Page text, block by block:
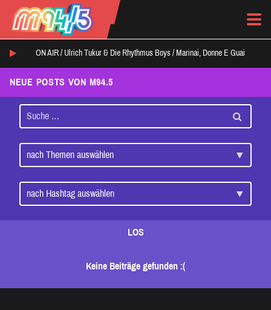
ON AIR / Ulrich Tukur & Die Rhythmus Boys / Marinai, Donne E Guai
NEUE POSTS VON M94.5
LOS
Keine Beiträge gefunden :(